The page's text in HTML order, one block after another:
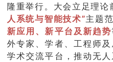
隆重举行。大会立足理论
人系统与智能技术”主题
新应用、新平台及新趋势
外专家、学者、工程师
学术交流平台，推动无